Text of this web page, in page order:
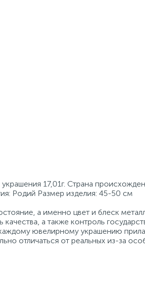
17,01г. Страна
Родий Размер изделия: 45-50 см
а именно цвет и блеск
а также контроль
ювелирному украшению
отличаться от реальных из-за